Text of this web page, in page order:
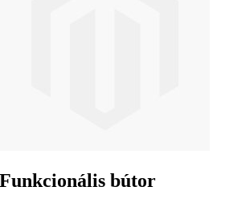
Funkcionális bútor